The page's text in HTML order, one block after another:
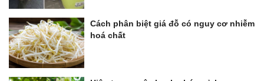
Cách phân biệt giá đỗ có nguy cơ nhiễm
hoá chất